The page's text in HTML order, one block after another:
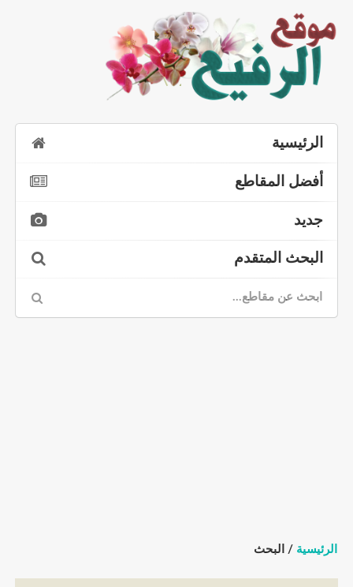
الرئيسية
أفضل المقاطع
جديد
البحث المتقدم
الرئيسية / البحث